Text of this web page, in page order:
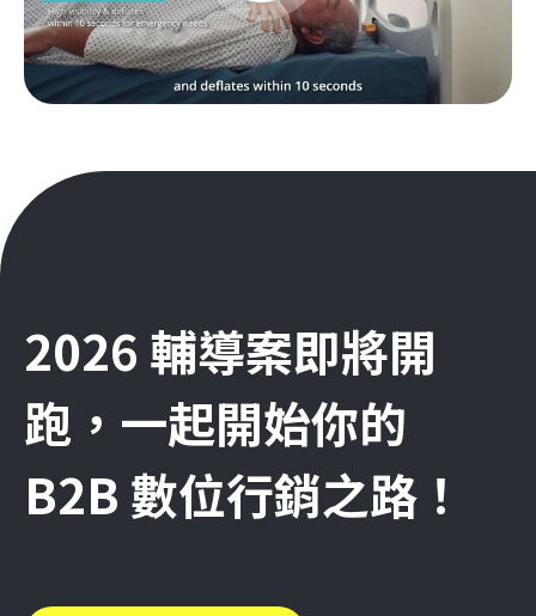
2026 輔導案即將開
跑，一起開始你的
B2B 數位行銷之路！